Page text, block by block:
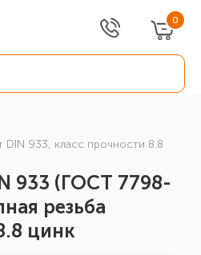
0
DIN 933, класс прочности 8.8
933 (ГОСТ 7798-
резьба
цинк